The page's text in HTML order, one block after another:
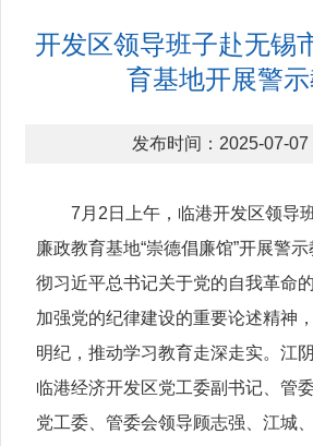
开发区领导班子赴无锡
育基地开展警
发布时间：2025-07-07
7月2日上午，临港开发区领导
廉政教育基地“崇德倡廉馆”开展警
彻习近平总书记关于党的自我革命
加强党的纪律建设的重要论述精神
明纪，推动学习教育走深走实。江
临港经济开发区党工委副书记、管
党工委、管委会领导顾志强、江城